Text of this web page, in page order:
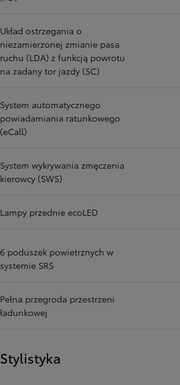
Układ ostrzegania o
niezamierzonej zmianie pasa
ruchu (LDA) z funkcją powrotu
na zadany tor jazdy (SC)
System automatycznego
powiadamiania ratunkowego
(eCall)
System wykrywania zmęczenia
kierowcy (SWS)
Lampy przednie ecoLED
6 poduszek powietrznych w
systemie SRS
Pełna przegroda przestrzeni
ładunkowej
Stylistyka